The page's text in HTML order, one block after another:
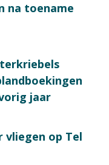
na toename
jaar
vliegen op Tel